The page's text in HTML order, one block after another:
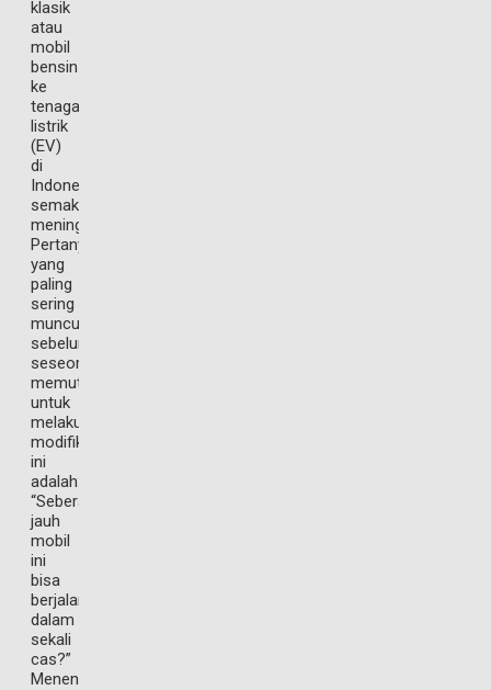
klasik
atau
mobil
bensin
ke
tenaga
listrik
(EV)
di
Indonesia
semakin
meningkat.
Pertanyaan
yang
paling
sering
muncul
sebelum
seseorang
memutuskan
untuk
melakukan
modifikasi
ini
adalah:
“Seberapa
jauh
mobil
ini
bisa
berjalan
dalam
sekali
cas?”
Menentukan